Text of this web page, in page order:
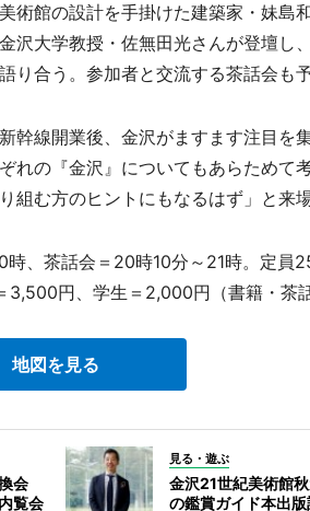
館の設計を手掛けた建築家・妹島
沢大学教授・佐無田光さんが登壇し
り合う。参加者と交流する茶話会も予
線開業後、金沢がますます注目を
れの『金沢』についてもあらためて
む方のヒントにもなるはず」と来場
、茶話会＝20時10分～21時。定員
円、学生＝2,000円（書籍・茶
地図を見る
会
覧会
見る・遊ぶ
金沢21世紀美術館
の鑑賞ガイド本出